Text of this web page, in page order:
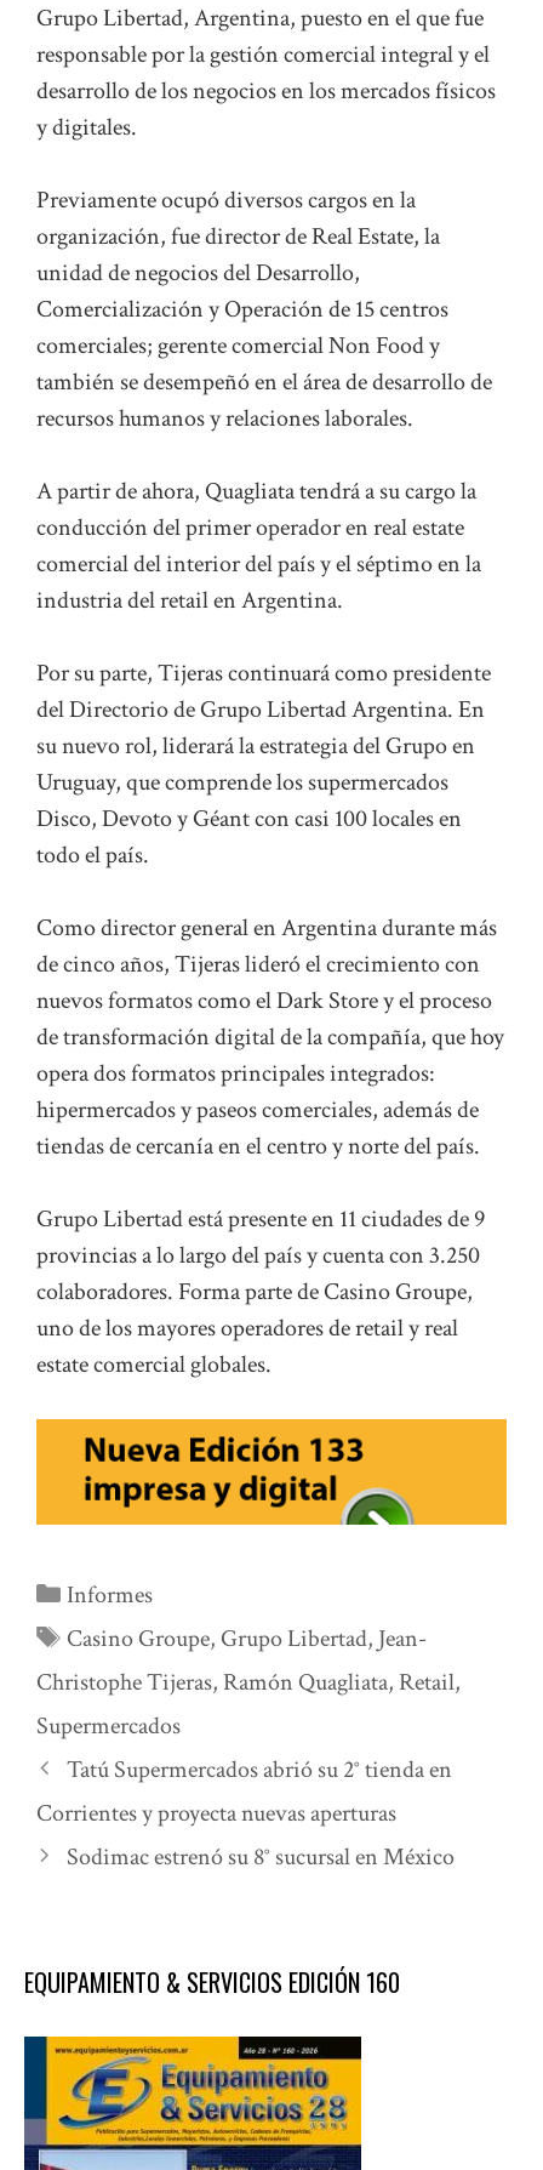
Grupo Libertad, Argentina, puesto en el que fue
responsable por la gestión comercial integral y el
desarrollo de los negocios en los mercados físicos
y digitales.
Previamente ocupó diversos cargos en la
organización, fue director de Real Estate, la
unidad de negocios del Desarrollo,
Comercialización y Operación de 15 centros
comerciales; gerente comercial Non Food y
también se desempeñó en el área de desarrollo de
recursos humanos y relaciones laborales.
A partir de ahora, Quagliata tendrá a su cargo la
conducción del primer operador en real estate
comercial del interior del país y el séptimo en la
industria del retail en Argentina.
Por su parte, Tijeras continuará como presidente
del Directorio de Grupo Libertad Argentina. En
su nuevo rol, liderará la estrategia del Grupo en
Uruguay, que comprende los supermercados
Disco, Devoto y Géant con casi 100 locales en
todo el país.
Como director general en Argentina durante más
de cinco años, Tijeras lideró el crecimiento con
nuevos formatos como el Dark Store y el proceso
de transformación digital de la compañía, que hoy
opera dos formatos principales integrados:
hipermercados y paseos comerciales, además de
tiendas de cercanía en el centro y norte del país.
Grupo Libertad está presente en 11 ciudades de 9
provincias a lo largo del país y cuenta con 3.250
colaboradores. Forma parte de Casino Groupe,
uno de los mayores operadores de retail y real
estate comercial globales.
Categorías
Informes
Etiquetas
Casino Groupe, Grupo Libertad, Jean-
Christophe Tijeras, Ramón Quagliata, Retail,
Supermercados
Tatú Supermercados abrió su 2° tienda en
Corrientes y proyecta nuevas aperturas
Sodimac estrenó su 8° sucursal en México
EQUIPAMIENTO & SERVICIOS EDICIÓN 160